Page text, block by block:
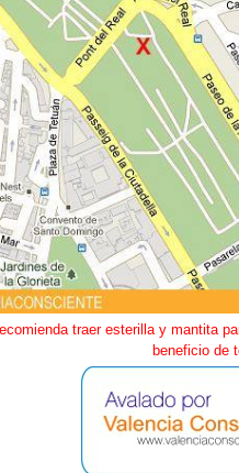
traer esterilla y mantita
beneficio de